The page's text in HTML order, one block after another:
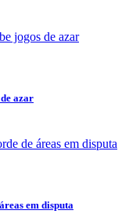
azar
em disputa